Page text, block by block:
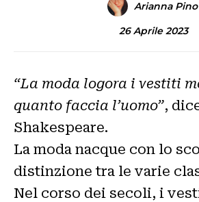
Arianna Pino
26 Aprile 2023
“La moda logora i vestiti
quanto faccia l’uomo”,
Shakespeare.
La moda nacque con lo
distinzione tra le varie
Nel corso dei secoli, i